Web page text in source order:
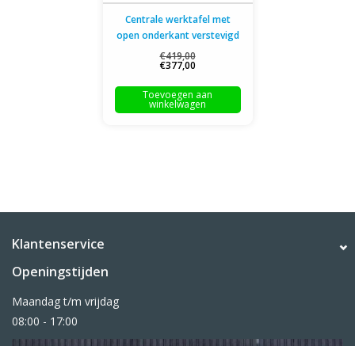
Centrale werktafel met
open onderkant verstevigd
| 800-1900mm breed | 700
of 800mm diep
€419,00
€377,00
Toevoegen aan
winkelwagen
Klantenservice
Openingstijden
Maandag t/m vrijdag
08:00 - 17:00